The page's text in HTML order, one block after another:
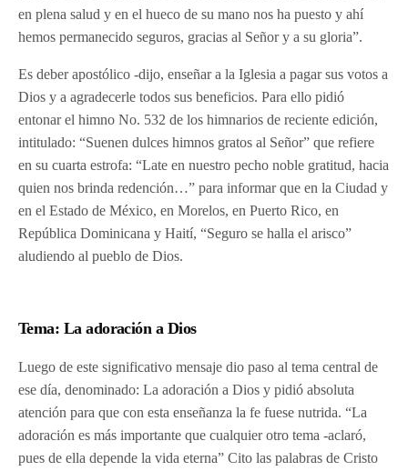
en plena salud y en el hueco de su mano nos ha puesto y ahí
hemos permanecido seguros, gracias al Señor y a su gloria”.
Es deber apostólico -dijo, enseñar a la Iglesia a pagar sus votos a
Dios y a agradecerle todos sus beneficios. Para ello pidió
entonar el himno No. 532 de los himnarios de reciente edición,
intitulado: “Suenen dulces himnos gratos al Señor” que refiere
en su cuarta estrofa: “Late en nuestro pecho noble gratitud, hacia
quien nos brinda redención…” para informar que en la Ciudad y
en el Estado de México, en Morelos, en Puerto Rico, en
República Dominicana y Haití, “Seguro se halla el arisco”
aludiendo al pueblo de Dios.
Tema: La adoración a Dios
Luego de este significativo mensaje dio paso al tema central de
ese día, denominado: La adoración a Dios y pidió absoluta
atención para que con esta enseñanza la fe fuese nutrida. “La
adoración es más importante que cualquier otro tema -aclaró,
pues de ella depende la vida eterna” Cito las palabras de Cristo